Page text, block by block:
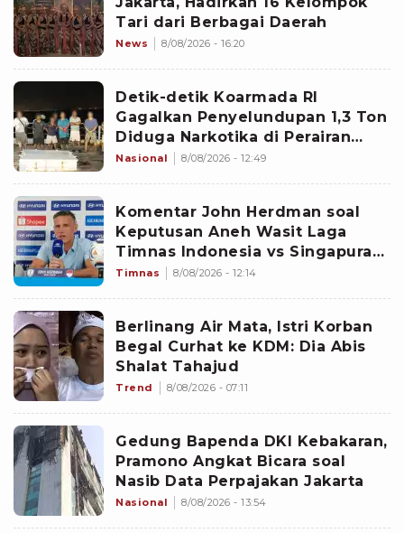
Tari dari Berbagai Daerah
News 8/08/2026 - 16:20
Detik-detik Koarmada RI
Gagalkan Penyelundupan 1,3 Ton
Diduga Narkotika di Perairan
Bintan
Nasional 8/08/2026 - 12:49
Komentar John Herdman soal
Keputusan Aneh Wasit Laga
Timnas Indonesia vs Singapura
di Piala AFF 2026: Percuma
Timnas 8/08/2026 - 12:14
Berlinang Air Mata, Istri Korban
Begal Curhat ke KDM: Dia Abis
Shalat Tahajud
Trend 8/08/2026 - 07:11
Gedung Bapenda DKI Kebakaran,
Pramono Angkat Bicara soal
Nasib Data Perpajakan Jakarta
Nasional 8/08/2026 - 13:54